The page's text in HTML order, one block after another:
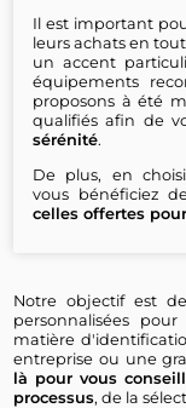
Il est important
leurs achats en
un accent
équipements
proposons à été
qualifiés afin de
sérénité.
De plus, en
vous bénéficiez
celles offertes
Notre objectif est
personnalisées pour
matière
entreprise ou une
là pour vous
processus, de la